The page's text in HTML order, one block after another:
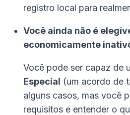
registro local para
Você ainda não é
economicamente
Você pode ser capaz de
Especial (um acordo de
alguns casos, mas você
requisitos e entender o